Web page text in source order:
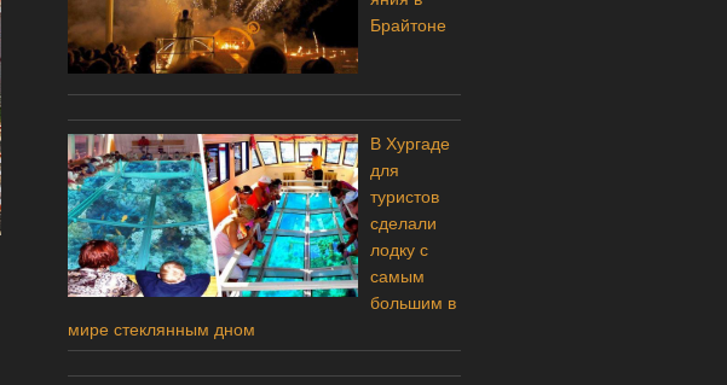
Брайтоне
В Хургаде
для
туристов
сделали
лодку с
самым
большим в
мире стеклянным дном